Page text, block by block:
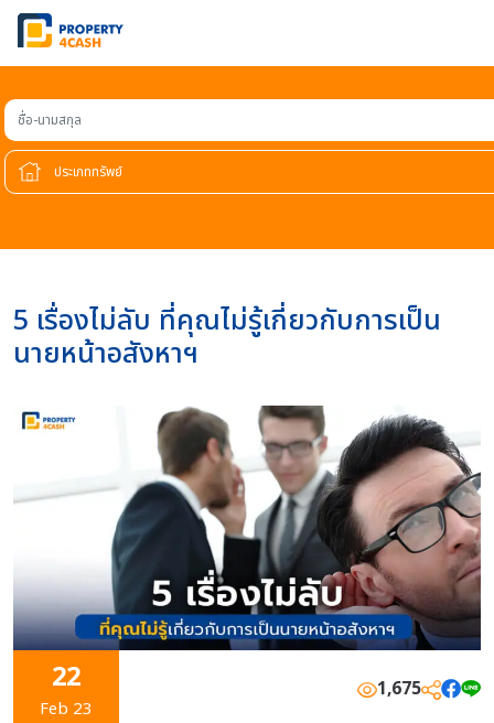
ชื่อ-นามสกุล
5 เรื่องไม่ลับ ที่คุณไม่รู้เกี่ยวกับการเป็น
นายหน้าอสังหาฯ
22
Feb 23
1,675